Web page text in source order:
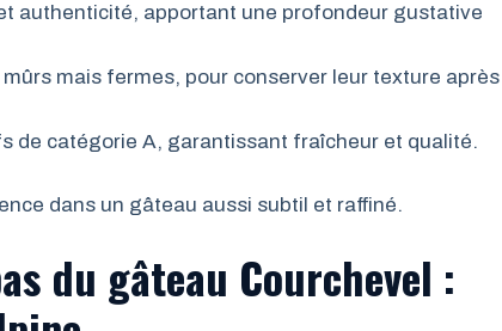
authenticité, apportant une profondeur gustative
mais fermes, pour conserver leur texture après
de catégorie A, garantissant fraîcheur et qualité.
dans un gâteau aussi subtil et raffiné.
du gâteau Courchevel :